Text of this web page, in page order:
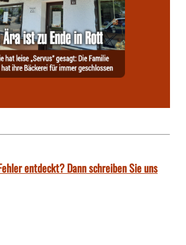
entdeckt? Dann schreiben Sie uns